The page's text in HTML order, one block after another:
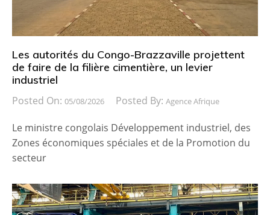
Les autorités du Congo-Brazzaville projettent
de faire de la filière cimentière, un levier
industriel
Posted On: 05/08/2026 Posted By: Agence Afrique
Le ministre congolais Développement industriel, des
Zones économiques spéciales et de la Promotion du
secteur